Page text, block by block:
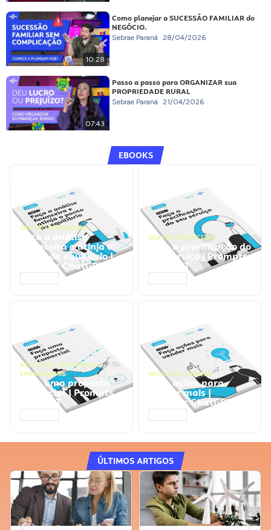
10:28
Como planejar a SUCESSÃO FAMILIAR do
NEGÓCIO.
Sebrae Paraná 28/04/2026
07:43
Passo a passo para ORGANIZAR sua
PROPRIEDADE RURAL
Sebrae Paraná 21/04/2026
EBOOKS
GESTÃO FINANCEIRA
Faça a análise
financeira e atinja o
ponto de equilíbrio |
Prompts ChatGPT
GESTÃO FINANCEIRA
Faça a precificação do
seu serviço | Prompts
ChatGPT
NEGÓCIOS, PROCESSOS
EMPRESARIAIS
Faça uma proposta
comercial | Prompts
ChatGPT
NEGÓCIOS, VENDAS
Faça ações para
vender mais |
Prompts ChatGPT
ÚLTIMOS ARTIGOS